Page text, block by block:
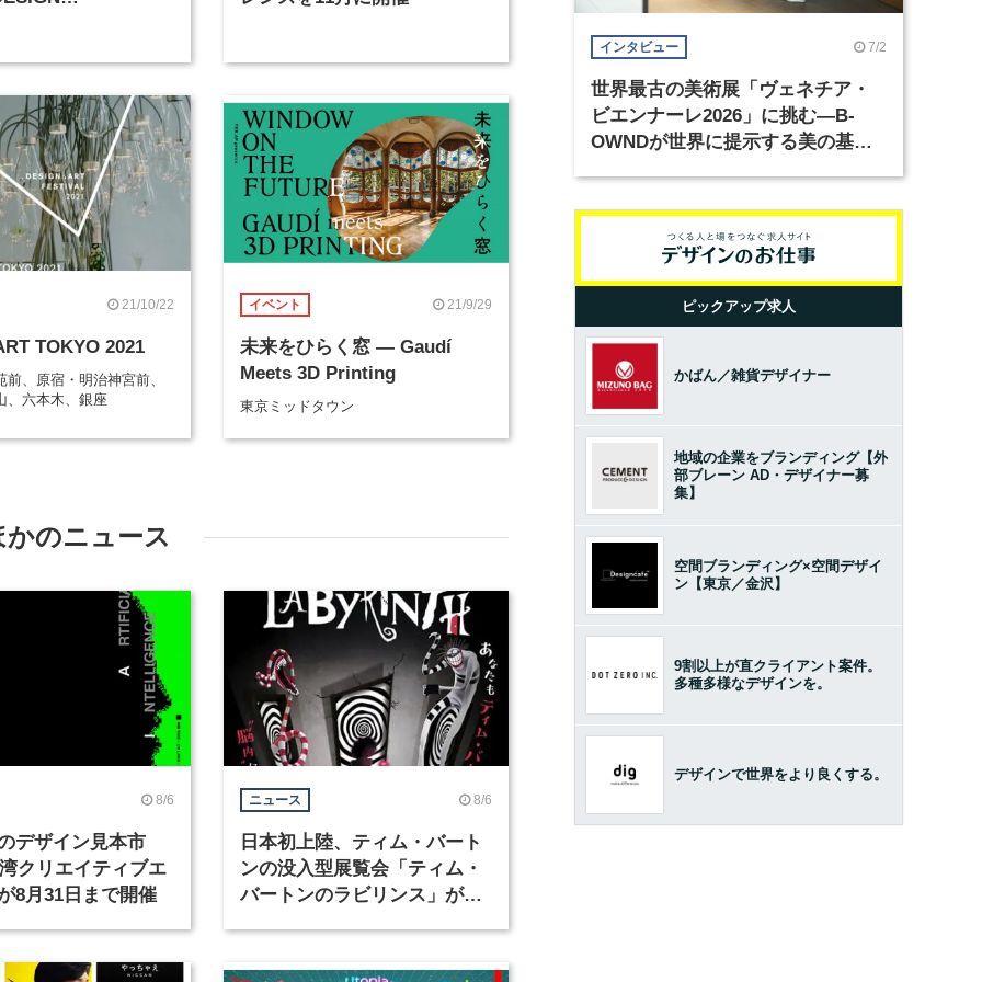
21/10/22
TOKYO 2021
前、原宿・明治神宮前、
、六本木、銀座
イベント 21/9/29
未来をひらく窓 ― Gaudí
Meets 3D Printing
東京ミッドタウン
のニュース
8/6
デザイン見本市
クリエイティブエ
8月31日まで開催
ニュース 8/6
日本初上陸、ティム・バート
ンの没入型展覧会「ティム・
バートンのラビリンス」が東
インタビュー 7/2
世界最古の美術展「ヴェネチア・
ビエンナーレ2026」に挑む―B-
OWNDが世界に提示する美の基準
ピックアップ求人
かばん／雑貨デザイナー
地域の企業をブランディング【外
部ブレーン AD・デザイナー募
集】
空間ブランディング×空間デザイ
ン【東京／金沢】
9割以上が直クライアント案件。
多種多様なデザインを。
デザインで世界をより良くする。